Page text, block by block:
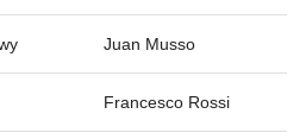
Juan Musso
Francesco Rossi